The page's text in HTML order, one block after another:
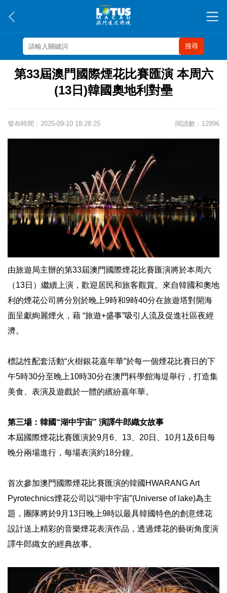
搜尋
第33屆澳門國際煙花比賽匯演 本周六
(13日)韓國奧地利對壘
發布時間：2025-09-10 18:28:25 閱讀數：12996
由旅遊局主辦的第33屆澳門國際煙花比賽匯演將於本周六
（13日）繼續上演，歡迎居民和旅客觀賞。來自韓國和奧地
利的煙花公司將分別於晚上9時和9時40分在旅遊塔對開海
面呈獻絢麗煙火，藉 “旅遊+盛事”吸引人流及促進社區夜經
濟。
標誌性配套活動“火樹銀花嘉年華”於每一個煙花比賽日的下
午5時30分至晚上10時30分在澳門科學館海堤舉行，打造集
美食、表演及遊戲於一體的繽紛嘉年華。
第三場：韓國“湖中宇宙” 演譯牛郎織女故事
本屆國際煙花比賽匯演於9月6、13、20日、10月1及6日每
晚分兩場進行，每場表演約18分鐘。
首次參加澳門國際煙花比賽匯演的韓國HWARANG Art
Pyrotechnics煙花公司以“湖中宇宙”(Universe of lake)為主
題，團隊將於9月13日晚上9時以最具韓國特色的創意煙花
設計送上精彩的音樂煙花表演作品，透過煙花的藝術角度演
譯牛郎織女的經典故事。